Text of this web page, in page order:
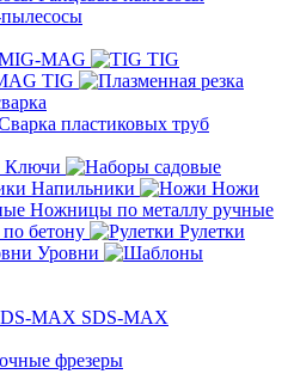
MAG
TIG
TIG
пластиковых труб
Ключи
Напильники
Ножи
Ножницы по металлу ручные
бетону
Рулетки
Уровни
SDS-MAX
фрезеры